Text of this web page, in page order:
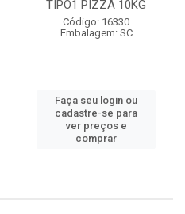
TIPO1 PIZZA 10KG
Código: 16330
Embalagem: SC
Faça seu login ou
cadastre-se para
ver preços e
comprar